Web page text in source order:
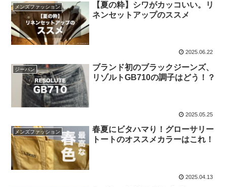
メンズファッション
【夏の粋】シワがカッコいい。リ
ネンセットアップのススメ
2025.06.22
ジーパン
ブランド初のブラックジーンズ、
リゾルトGB710の調子はどう！？
2025.05.25
メンズファッション
春夏にビタハマり！グローサリー
トートのオススメカラーはこれ！
2025.04.13